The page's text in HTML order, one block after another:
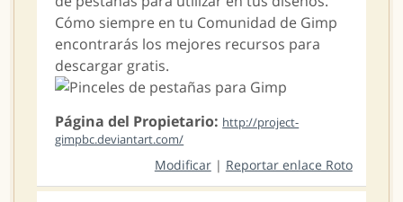
Cómo siempre en tu Comunidad de Gimp
encontrarás los mejores recursos para
descargar gratis.
Página del Propietario: http://project-
gimpbc.deviantart.com/
Modificar| Reportar enlace Roto